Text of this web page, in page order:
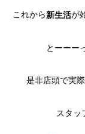
これから新生活が
とーーー
是非店頭で実
スタッ